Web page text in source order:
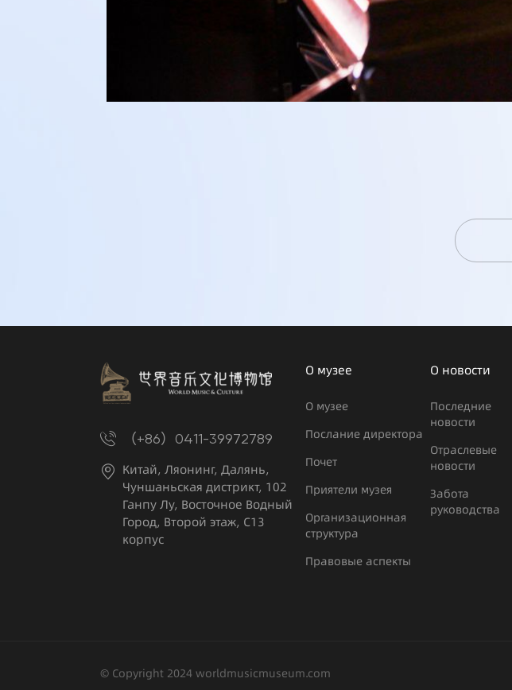
（+86）0411-39972789
Китай, Ляонинг, Далянь,
Чуншаньская дистрикт, 102
Ганпу Лу, Восточное Водный
Город, Второй этаж, С13
корпус
О музее
О музее
Послание директора
Почет
Приятели музея
Организационная
структура
Правовые аспекты
О новости
Последние
новости
Отраслевые
новости
Забота
руководства
© Copyright 2024 worldmusicmuseum.com